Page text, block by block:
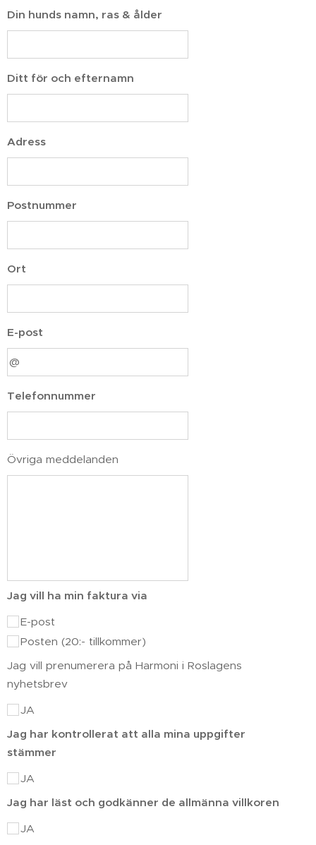
Din hunds namn, ras & ålder
Ditt för och efternamn
Adress
Postnummer
Ort
E-post
Telefonnummer
Övriga meddelanden
Jag vill ha min faktura via
E-post
Posten (20:- tillkommer)
Jag vill prenumerera på Harmoni i Roslagens
nyhetsbrev
JA
Jag har kontrollerat att alla mina uppgifter
stämmer
JA
Jag har läst och godkänner de allmänna villkoren
JA